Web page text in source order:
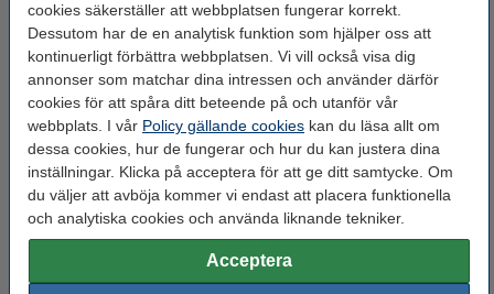
cookies säkerställer att webbplatsen fungerar korrekt.
Dessutom har de en analytisk funktion som hjälper oss att
kontinuerligt förbättra webbplatsen. Vi vill också visa dig
annonser som matchar dina intressen och använder därför
cookies för att spåra ditt beteende på och utanför vår
webbplats. I vår Policy gällande cookies kan du läsa allt om
dessa cookies, hur de fungerar och hur du kan justera dina
inställningar. Klicka på acceptera för att ge ditt samtycke. Om
du väljer att avböja kommer vi endast att placera funktionella
och analytiska cookies och använda liknande tekniker.
Acceptera
Färg: Röd
Heated bed temp: 60 - 80 °C
Material: PLA Tough
Max avvikelse: ± 0,05 mm
temperaturområde:
190 - 220 °C
Spolens bredd: 7,0 cm
Spolens inre diameter: Ø 5,6 cm